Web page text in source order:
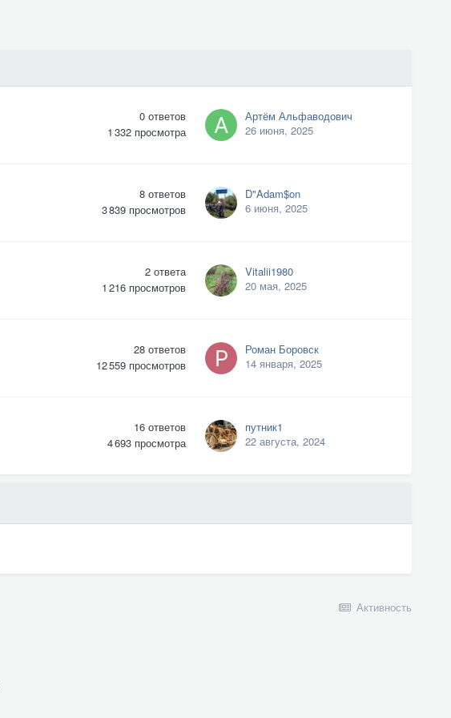
0 ответов
1 332 просмотра
Артём Альфаводович
26 июня, 2025
8 ответов
3 839 просмотров
D"Adam$on
6 июня, 2025
2 ответа
1 216 просмотров
Vitalii1980
20 мая, 2025
28 ответов
12 559 просмотров
Роман Боровск
14 января, 2025
16 ответов
4 693 просмотра
путник1
22 августа, 2024
Активность